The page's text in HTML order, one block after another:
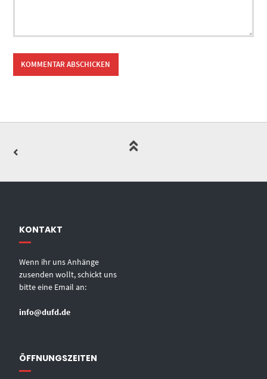
KONTAKT
Wenn ihr uns Anhänge
zusenden wollt, schickt uns
bitte eine Email an:
info@dufd.de
ÖFFNUNGSZEITEN